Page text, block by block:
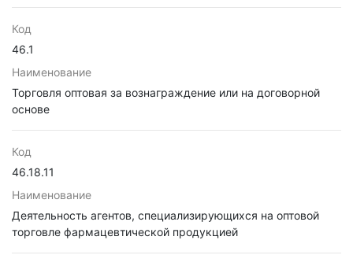
Код
46.1
Наименование
Торговля оптовая за вознаграждение или на договорной
основе
Код
46.18.11
Наименование
Деятельность агентов, специализирующихся на оптовой
торговле фармацевтической продукцией